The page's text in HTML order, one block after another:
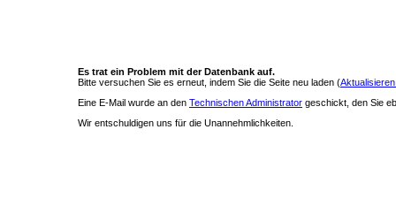
Es trat ein Problem mit der Datenbank auf.
Bitte versuchen Sie es erneut, indem Sie die Seite neu laden (
Eine E-Mail wurde an den Technischen Administrator geschickt, den Sie
Wir entschuldigen uns für die Unannehmlichkeiten.